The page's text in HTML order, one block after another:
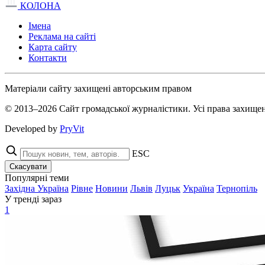
КОЛОНА
Імена
Реклама на сайті
Карта сайту
Контакти
Матеріали сайту захищені авторським правом
© 2013–2026 Сайт громадської журналістики. Усі права
Developed by PryVit
ESC
Скасувати
Популярні теми
Західна Україна Рівне Новини Львів Луцьк Україна Тернопіль
У тренді зараз
1